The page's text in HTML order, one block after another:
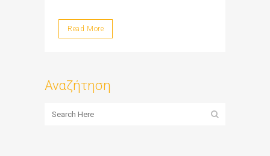
Read More
Αναζήτηση